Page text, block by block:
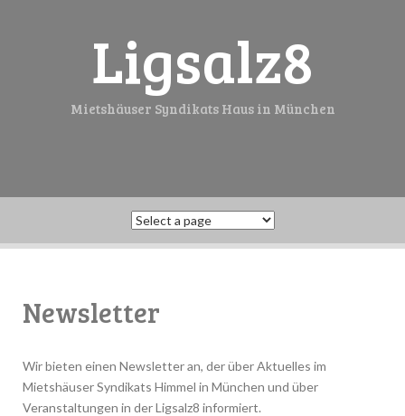
Ligsalz8
Mietshäuser Syndikats Haus in München
Newsletter
Wir bieten einen Newsletter an, der über Aktuelles im
Mietshäuser Syndikats Himmel in München und über
Veranstaltungen in der Ligsalz8 informiert.